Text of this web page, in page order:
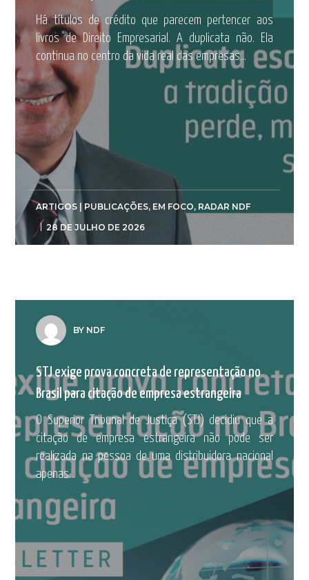
Há títulos de crédito que parecem pertencer aos
livros de Direito Empresarial. A duplicata não. Ela
continua no centro da vida real das empresas...
ARTIGOS | PUBLICAÇÕES, EM FOCO, RADAR NDF
28 DE JULHO DE 2026
BY NDF
STJ exige prova concreta de representação no
Brasil para citação de empresa estrangeira
O Superior Tribunal de Justiça (STJ) decidiu que a
citação de empresa estrangeira não pode ser
realizada na pessoa de uma distribuidora nacional
apenas...